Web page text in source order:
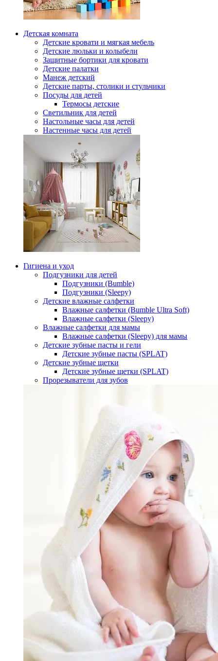
Детская комната
Детские кровати и мягкая мебель
Детские люльки и колыбели
Защитные бортики для кровати
Детские палатки
Манеж детский
Детские парты, столики и стульчики
Посуды для детей
Термосы детские
Светильник для детей
Настольные часы для детей
Настенные часы для детей
Гигиена и уход
Подгузники для детей
Подгузники (Bumble)
Подгузники (Sleepy)
Детские влажные салфетки
Влажные салфетки (Bumble Ultra Soft)
Влажные салфетки (Sleepy)
Влажные салфетки для мамы
Влажные салфетки (Sleepy) для мамы
Детские зубные пасты и гели
Детские зубные пасты (SPLAT)
Детские зубные щетки
Детские зубные щетки (SPLAT)
Прорезыватели для зубов